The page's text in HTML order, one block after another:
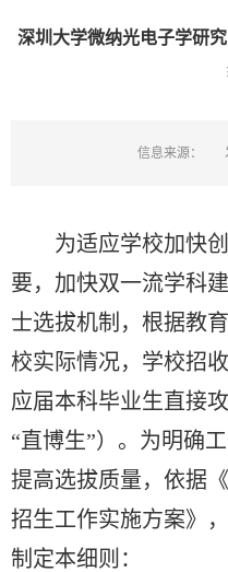
深圳大学微纳光电子学研
信息来源：
为适应学校加快
要，加快双一流学科
士选拔机制，根据教
校实际情况，学校招
应届本科毕业生直接
“直博生”）。为明确
提高选拔质量，依据
招生工作实施方案》
制定本细则：